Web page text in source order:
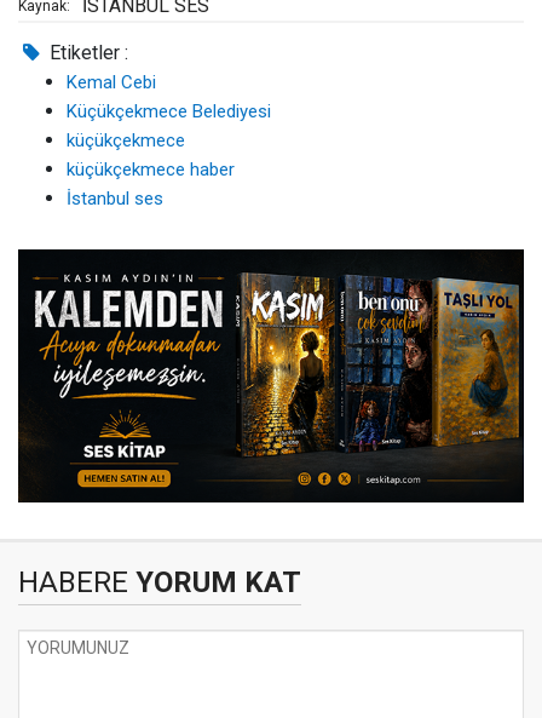
Kaynak: İSTANBUL SES
Etiketler :
Kemal Cebi
Küçükçekmece Belediyesi
küçükçekmece
küçükçekmece haber
İstanbul ses
HABERE YORUM KAT